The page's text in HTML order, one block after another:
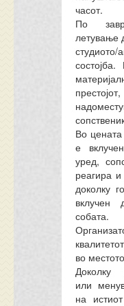
часот.
По
летување
Во
е
уред,
реагира
доколку
вклучен
собата.
во
или
на